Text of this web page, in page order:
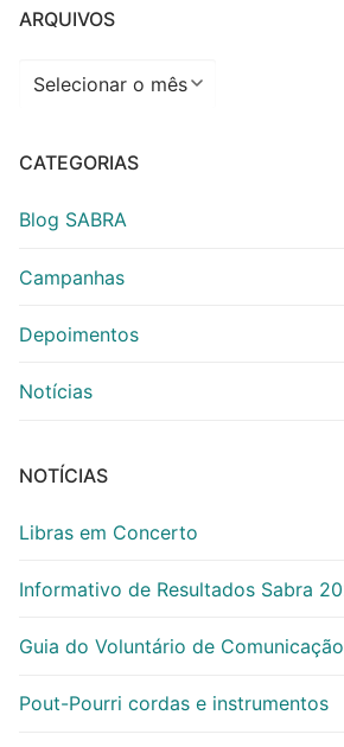
ARQUIVOS
Arquivos
CATEGORIAS
Blog SABRA
Campanhas
Depoimentos
Notícias
NOTÍCIAS
Libras em Concerto
Informativo de Resultados Sabra
Guia do Voluntário de
Pout-Pourri cordas e instrumentos